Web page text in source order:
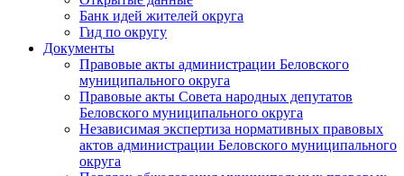
Банк идей жителей округа
Гид по округу
Документы
Правовые акты администрации Беловского
муниципального округа
Правовые акты Совета народных депутатов
Беловского муниципального округа
Независимая экспертиза нормативных правовых
актов администрации Беловского муниципального
округа